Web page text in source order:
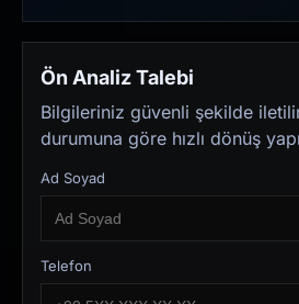
Ön Analiz Talebi
Bilgileriniz güvenli şekilde
durumuna göre hızlı dönüş
Ad Soyad
Telefon